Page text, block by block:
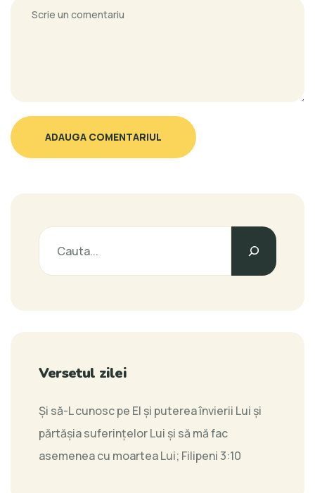
ADAUGA COMENTARIUL
Versetul zilei
Şi să-L cunosc pe El şi puterea învierii Lui şi
părtăşia suferinţelor Lui şi să mă fac
asemenea cu moartea Lui; Filipeni 3:10